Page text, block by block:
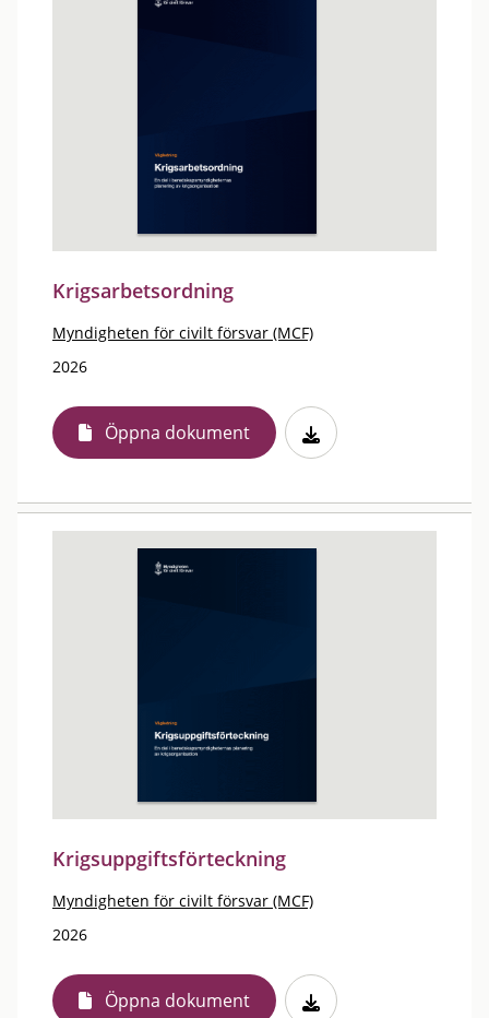
Krigsarbetsordning
Myndigheten för civilt försvar (MCF)
2026
Öppna dokument
Krigsuppgiftsförteckning
Myndigheten för civilt försvar (MCF)
2026
Öppna dokument